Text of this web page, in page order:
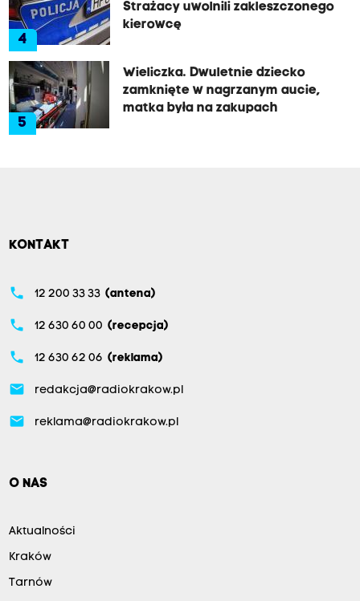
4
Strażacy uwolnili zakleszczonego
kierowcę
5
Wieliczka. Dwuletnie dziecko
zamknięte w nagrzanym aucie,
matka była na zakupach
KONTAKT
phone 12 200 33 33 (antena)
phone 12 630 60 00 (recepcja)
phone 12 630 62 06 (reklama)
email redakcja@radiokrakow.pl
email reklama@radiokrakow.pl
O NAS
Aktualności
Kraków
Tarnów